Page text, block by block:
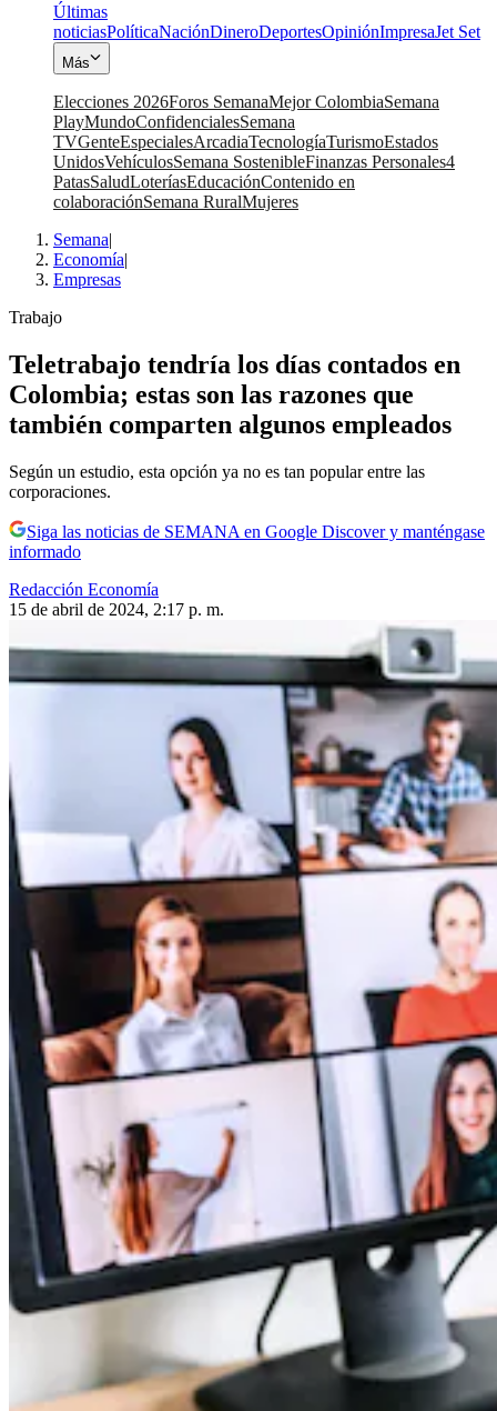
Últimas
noticiasPolíticaNaciónDineroDeportesOpiniónImpresaJet Set
Más
Elecciones 2026Foros SemanaMejor ColombiaSemana
PlayMundoConfidencialesSemana
TVGenteEspecialesArcadiaTecnologíaTurismoEstados
UnidosVehículosSemana SostenibleFinanzas Personales4
PatasSaludLoteríasEducaciónContenido en
colaboraciónSemana RuralMujeres
Semana|
Economía|
Empresas
Trabajo
Teletrabajo tendría los días contados en
Colombia; estas son las razones que
también comparten algunos empleados
Según un estudio, esta opción ya no es tan popular entre las
corporaciones.
Siga las noticias de SEMANA en Google Discover y manténgase
informado
Redacción Economía
15 de abril de 2024, 2:17 p. m.